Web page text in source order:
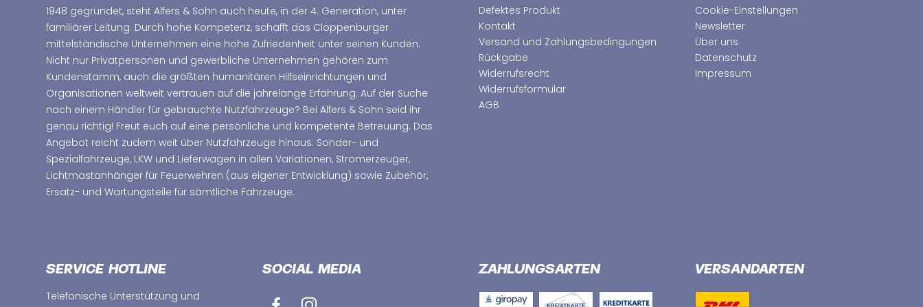
1948 gegründet, steht Alfers & Sohn auch heute, in der 4. Generation, unter
familiärer Leitung. Durch hohe Kompetenz, schafft das Cloppenburger
mittelständische Unternehmen eine hohe Zufriedenheit unter seinen Kunden.
Nicht nur Privatpersonen und gewerbliche Unternehmen gehören zum
Kundenstamm, auch die größten humanitären Hilfseinrichtungen und
Organisationen weltweit vertrauen auf die jahrelange Erfahrung. Auf der Suche
nach einem Händler für gebrauchte Nutzfahrzeuge? Bei Alfers & Sohn seid ihr
genau richtig! Freut euch auf eine persönliche und kompetente Betreuung. Das
Angebot reicht zudem weit über Nutzfahrzeuge hinaus: Sonder- und
Spezialfahrzeuge, LKW und Lieferwagen in allen Variationen, Stromerzeuger,
Lichtmastanhänger für Feuerwehren (aus eigener Entwicklung) sowie Zubehör,
Ersatz- und Wartungsteile für sämtliche Fahrzeuge.
Defektes Produkt
Kontakt
Versand und Zahlungsbedingungen
Rückgabe
Widerrufsrecht
Widerrufsformular
AGB
Cookie-Einstellungen
Newsletter
Über uns
Datenschutz
Impressum
SERVICE HOTLINE
Telefonische Unterstützung und
SOCIAL MEDIA ZAHLUNGSARTEN VERSANDARTEN